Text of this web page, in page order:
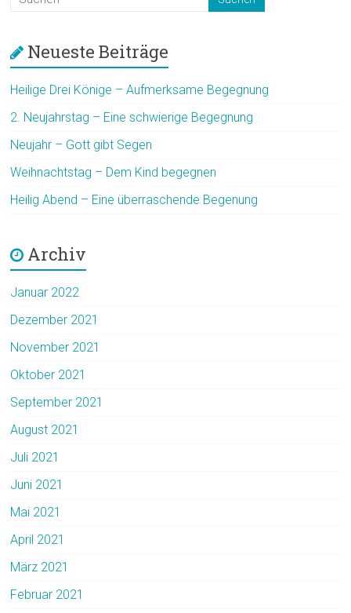
Neueste Beiträge
Heilige Drei Könige – Aufmerksame Begegnung
2. Neujahrstag – Eine schwierige Begegnung
Neujahr – Gott gibt Segen
Weihnachtstag – Dem Kind begegnen
Heilig Abend – Eine überraschende Begenung
Archiv
Januar 2022
Dezember 2021
November 2021
Oktober 2021
September 2021
August 2021
Juli 2021
Juni 2021
Mai 2021
April 2021
März 2021
Februar 2021